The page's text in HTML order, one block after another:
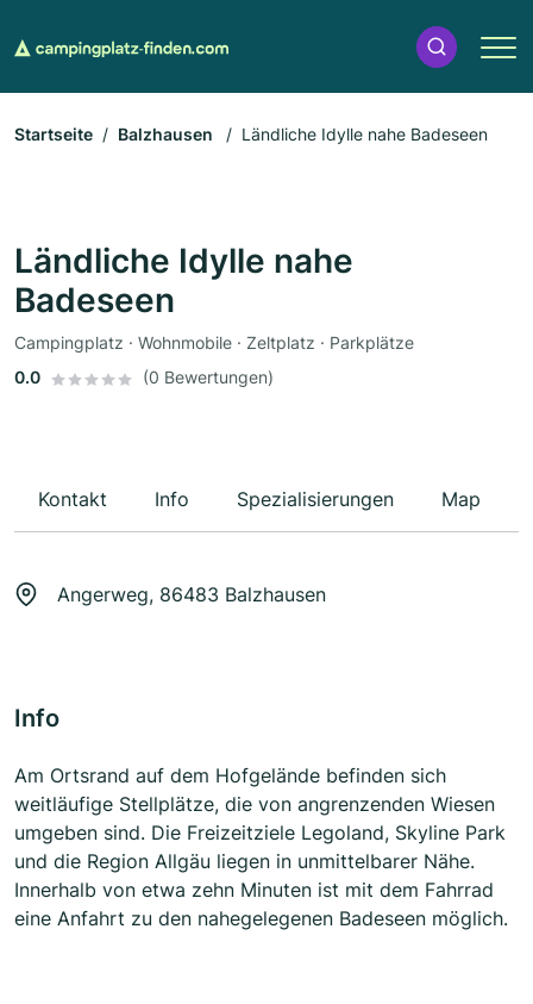
Startseite Balzhausen Ländliche Idylle nahe Badeseen
Ländliche Idylle nahe
Badeseen
Campingplatz · Wohnmobile · Zeltplatz · Parkplätze
0.0
(0 Bewertungen)
Kontakt Info Spezialisierungen Map
Angerweg, 86483 Balzhausen
Info
Am Ortsrand auf dem Hofgelände befinden sich
weitläufige Stellplätze, die von angrenzenden Wiesen
umgeben sind. Die Freizeitziele Legoland, Skyline Park
und die Region Allgäu liegen in unmittelbarer Nähe.
Innerhalb von etwa zehn Minuten ist mit dem Fahrrad
eine Anfahrt zu den nahegelegenen Badeseen möglich.